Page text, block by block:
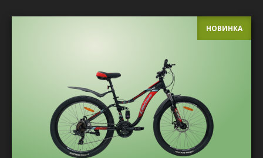
НОВИНКА